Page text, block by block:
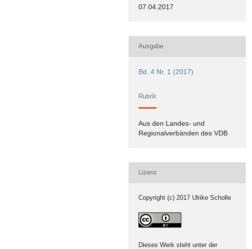
07.04.2017
Ausgabe
Bd. 4 Nr. 1 (2017)
Rubrik
Aus den Landes- und
Regionalverbänden des VDB
Lizenz
Copyright (c) 2017 Ulrike Scholle
Dieses Werk steht unter der